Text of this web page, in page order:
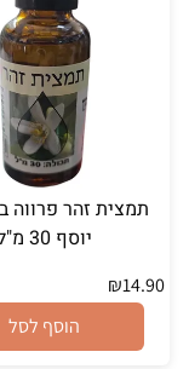
תמצית זהר פרווה
יוסף 30 מ"ל
₪14.90
הוסף לסל